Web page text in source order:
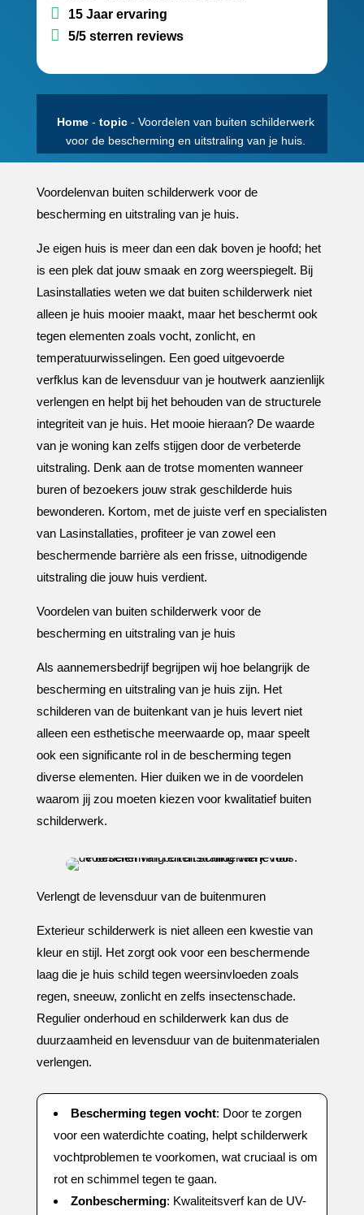
15 Jaar ervaring
5/5 sterren reviews
Home -topic -Voordelen van buiten schilderwerk
voor de bescherming en uitstraling van je huis.​
Voordelenvan buiten schilderwerk voor de
bescherming en uitstraling van je huis.​
Je eigen huis is meer dan een dak boven je hoofd; het
is een plek dat jouw smaak en zorg weerspiegelt.​ Bij
Lasinstallaties weten we dat buiten schilderwerk niet
alleen je huis mooier maakt, maar het beschermt ook
tegen elementen zoals vocht, zonlicht, en
temperatuurwisselingen.​ Een goed uitgevoerde
verfklus kan de levensduur van je houtwerk aanzienlijk
verlengen en helpt bij het behouden van de structurele
integriteit van je huis.​ Het mooie hieraan? De waarde
van je woning kan zelfs stijgen door de verbeterde
uitstraling.​ Denk aan de trotse momenten wanneer
buren of bezoekers jouw strak geschilderde huis
bewonderen.​ Kortom, met de juiste verf en specialisten
van Lasinstallaties, profiteer je van zowel een
beschermende barrière als een frisse, uitnodigende
uitstraling die jouw huis verdient.​
Voordelen van buiten schilderwerk voor de
bescherming en uitstraling van je huis
Als aannemersbedrijf begrijpen wij hoe belangrijk de
bescherming en uitstraling van je huis zijn.​ Het
schilderen van de buitenkant van je huis levert niet
alleen een esthetische meerwaarde op, maar speelt
ook een significante rol in de bescherming tegen
diverse elementen.​ Hier duiken we in de voordelen
waarom jij zou moeten kiezen voor kwalitatief buiten
schilderwerk.​
Verlengt de levensduur van de buitenmuren
Exterieur schilderwerk is niet alleen een kwestie van
kleur en stijl.​ Het zorgt ook voor een beschermende
laag die je huis schild tegen weersinvloeden zoals
regen, sneeuw, zonlicht en zelfs insectenschade.​
Regulier onderhoud en schilderwerk kan dus de
duurzaamheid en levensduur van de buitenmaterialen
verlengen.​
Bescherming tegen vocht: Door te zorgen
voor een waterdichte coating, helpt schilderwerk
vochtproblemen te voorkomen, wat cruciaal is om
rot en schimmel tegen te gaan.​
Zonbescherming: Kwaliteitsverf kan de UV-